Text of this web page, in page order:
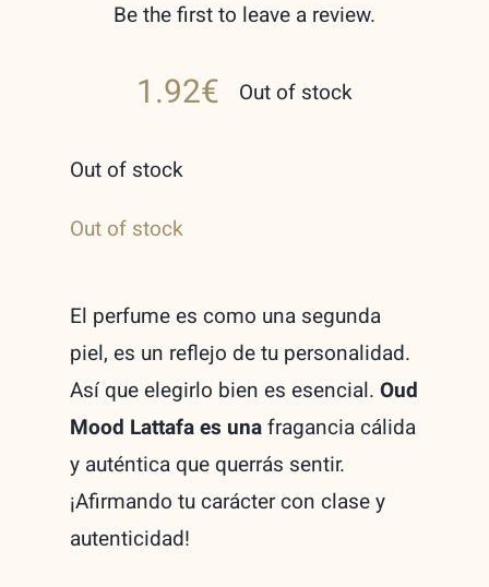
Be the first to leave a review.
1.92€ Out of stock
Out of stock
Out of stock
El perfume es como una segunda
piel, es un reflejo de tu personalidad.
Así que elegirlo bien es esencial. Oud
Mood Lattafa es unafragancia cálida
y auténtica que querrás sentir.
¡Afirmando tu carácter con clase y
autenticidad!